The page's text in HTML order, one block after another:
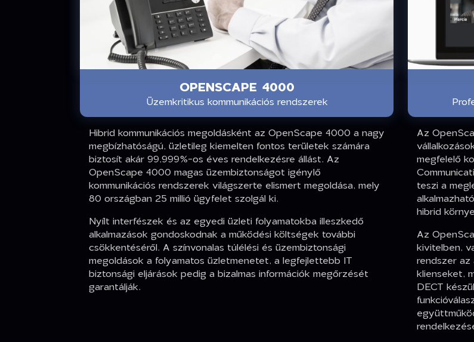
OPENSCAPE 4000
Üzemkritikus kommunikációs rendszerek
Hibrid kommunikációs megoldásként az OpenScape 4000 a nagy
megbízhatóságú, üzletileg kiemelten fontos területek számára
biztosít akár 99,999%-os éves rendelkezésre állást. Az
OpenScape 4000 magas üzembiztonságot igénylő
kommunikációs rendszerek világszerte elismert megoldása, mely
80 országban 25 millió ügyfelet szolgál ki.
Nyílt interfészek és az egyedi üzleti folyamatokba illeszkedő
alkalmazások gondoskodnak a működési költségek további
csökkentéséről. A színvonalas túlélési és üzembiztonsági
megoldások a folyamatos üzletmenetet, a legfejlettebb IT
biztonsági eljárások pedig a bizalmas információk megőrzését
garantálják.
Az
megfelelő
teszi a
hibrid
Az
kivitelben,
rendszer
klienseket,
DECT